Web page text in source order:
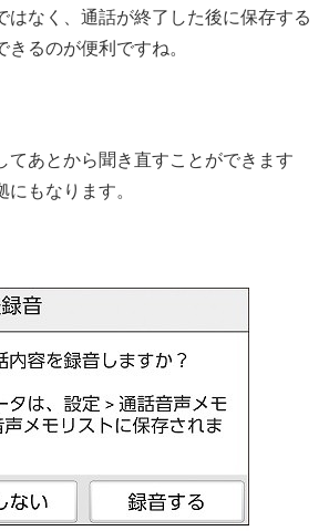
はなく、通話が終了した後に保存する
るのが便利ですね。
てあとから聞き直すことができます
にもなります。